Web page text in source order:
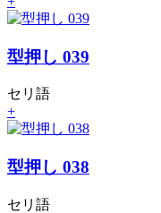
型押し 039
セリ語
+
型押し 038
セリ語